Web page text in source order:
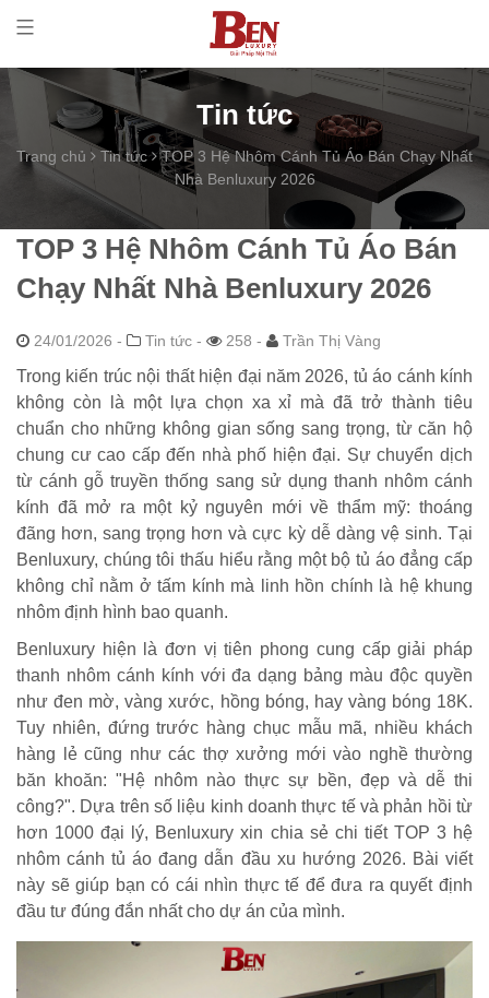
Tin tức
Trang chủ Tin tức
TOP 3 Hệ Nhôm Cánh Tủ Áo Bán Chạy Nhất
Nhà Benluxury 2026
TOP 3 Hệ Nhôm Cánh Tủ Áo Bán
Chạy Nhất Nhà Benluxury 2026
24/01/2026 - Tin tức - 258 - Trần Thị Vàng
Trong kiến trúc nội thất hiện đại năm 2026, tủ áo cánh kính
không còn là một lựa chọn xa xỉ mà đã trở thành tiêu
chuẩn cho những không gian sống sang trọng, từ căn hộ
chung cư cao cấp đến nhà phố hiện đại. Sự chuyển dịch
từ cánh gỗ truyền thống sang sử dụng thanh nhôm cánh
kính đã mở ra một kỷ nguyên mới về thẩm mỹ: thoáng
đãng hơn, sang trọng hơn và cực kỳ dễ dàng vệ sinh. Tại
Benluxury, chúng tôi thấu hiểu rằng một bộ tủ áo đẳng cấp
không chỉ nằm ở tấm kính mà linh hồn chính là hệ khung
nhôm định hình bao quanh.
Benluxury hiện là đơn vị tiên phong cung cấp giải pháp
thanh nhôm cánh kính với đa dạng bảng màu độc quyền
như đen mờ, vàng xước, hồng bóng, hay vàng bóng 18K.
Tuy nhiên, đứng trước hàng chục mẫu mã, nhiều khách
hàng lẻ cũng như các thợ xưởng mới vào nghề thường
băn khoăn: "Hệ nhôm nào thực sự bền, đẹp và dễ thi
công?". Dựa trên số liệu kinh doanh thực tế và phản hồi từ
hơn 1000 đại lý, Benluxury xin chia sẻ chi tiết TOP 3 hệ
nhôm cánh tủ áo đang dẫn đầu xu hướng 2026. Bài viết
này sẽ giúp bạn có cái nhìn thực tế để đưa ra quyết định
đầu tư đúng đắn nhất cho dự án của mình.